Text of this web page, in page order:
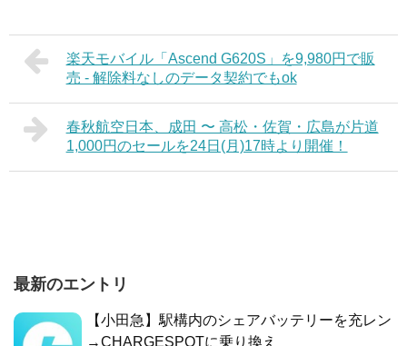
楽天モバイル「Ascend G620S」を9,980円で販
売 - 解除料なしのデータ契約でもok
春秋航空日本、成田 〜 高松・佐賀・広島が片道
1,000円のセールを24日(月)17時より開催！
最新のエントリ
【小田急】駅構内のシェアバッテリーを充レン
→CHARGESPOTに乗り換え